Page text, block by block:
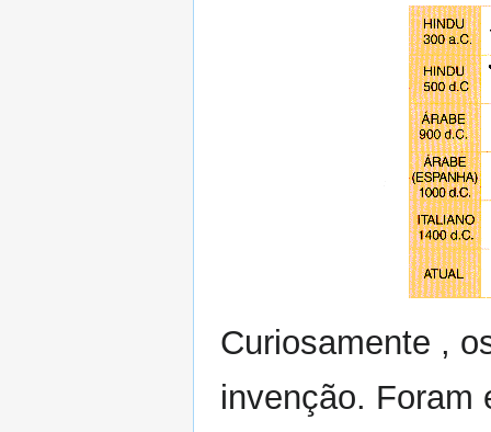
Curiosamente ,
invenção. Foram